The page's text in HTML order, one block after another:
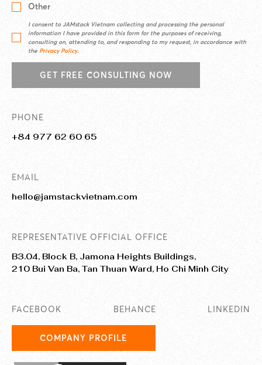
Other
I consent to JAMstack Vietnam collecting and processing the personal
information I have provided in this form for the purposes of receiving,
consulting on, attending to, and responding to my request, in accordance with
the Privacy Policy.
GET FREE CONSULTING NOW
PHONE
+84 977 62 60 65
EMAIL
hello@jamstackvietnam.com
REPRESENTATIVE OFFICIAL OFFICE
B3.04, Block B, Jamona Heights Buildings,
210 Bui Van Ba, Tan Thuan Ward, Ho Chi Minh City
FACEBOOK BEHANCE LINKEDIN
COMPANY PROFILE